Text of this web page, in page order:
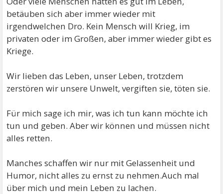
betäuben sich aber immer wieder mit
irgendwelchen Dro. Kein Mensch will Krieg, im
privaten oder im Großen, aber immer wieder gibt es
Kriege.
Wir lieben das Leben, unser Leben, trotzdem
zerstören wir unsere Unwelt, vergiften sie, töten sie.
Für mich sage ich mir, was ich tun kann möchte ich
tun und geben. Aber wir können und müssen nicht
alles retten.
Manches schaffen wir nur mit Gelassenheit und
Humor, nicht alles zu ernst zu nehmen.Auch mal
über mich und mein Leben zu lachen.